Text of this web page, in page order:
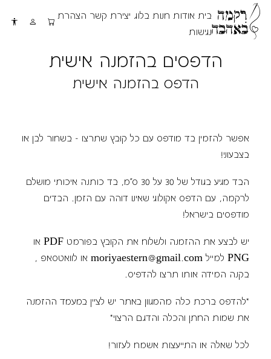
בית אודות חנות בלוג יצירת קשר הצהרת
נגישות
הדפסים בהזמנה אישית
הדפס בהזמנה אישית
אפשר להזמין בד מודפס עם כל קובץ שתרצו - בשחור לבן או
בצבעוני!
הבד מגיע בגודל של 30 על 30 ס"מ, בד כותנה איכותי מושלם
לרקמה, עם הדפס אקולוגי שאינו דוהה עם הזמן. הבדים
מודפסים בישראל!
יש לבצע את ההזמנה ולשלוח את הקובץ בפורמט PDF או
PNG למייל
moriyaestern@gmail.com או לוואטסאפ ,
בקנה המידה אותו תרצו להדפיס.
*להדפס ברכת כלה מהמגוון באתר יש לציין במעמד ההזמנה
את שמות החתן והכלה והדגם הרצוי*
לכל שאלה או התייעצות אשמח לעזור!